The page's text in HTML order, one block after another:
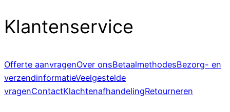
Klantenservice
Offerte aanvragenOver onsBetaalmethodesBezorg- en
verzendinformatieVeelgestelde
vragenContactKlachtenafhandelingRetourneren